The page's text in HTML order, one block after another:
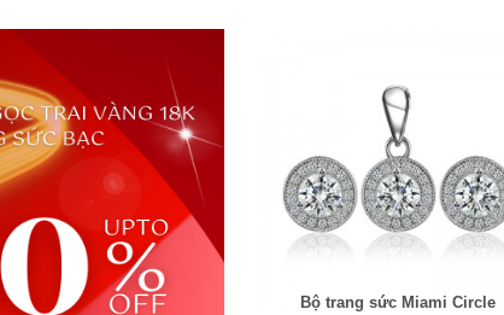
Bộ trang sức Miami Circle